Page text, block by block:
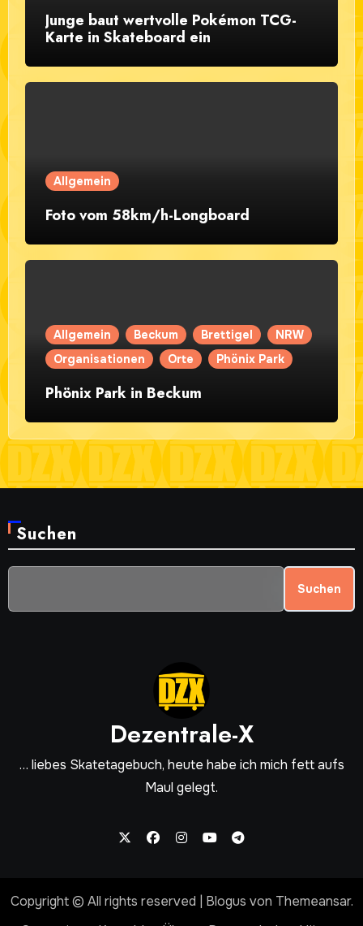
Junge baut wertvolle Pokémon TCG-
Karte in Skateboard ein
Allgemein
Foto vom 58km/h-Longboard
Allgemein Beckum Brettigel
NRW
Organisationen
Orte Phönix Park
Phönix Park in Beckum
Suchen
Suchen
Dezentrale-X
… liebes Skatetagebuch, heute habe ich mich fett aufs
Maul gelegt.
Copyright © All rights reserved Blogus von Themeansar.